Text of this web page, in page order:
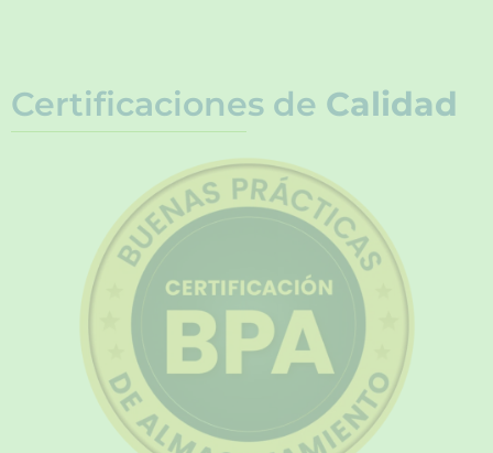
Certificaciones de Calidad